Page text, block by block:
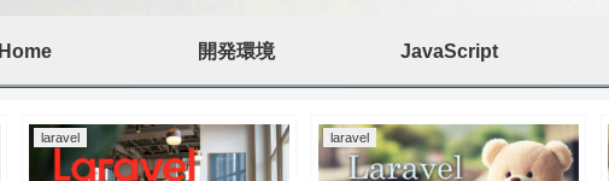
Home 開発環境 JavaScript
laravel laravel